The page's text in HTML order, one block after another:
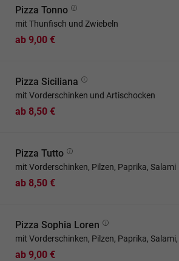
Pizza Tonno
mit Thunfisch und Zwiebeln
ab 9,00 €
Pizza Siciliana
mit Vorderschinken und Artischocken
ab 8,50 €
Pizza Tutto
mit Vorderschinken, Pilzen, Paprika, Salami
ab 8,50 €
Pizza Sophia Loren
mit Vorderschinken, Pilzen, Paprika, Salami,
ab 9,00 €